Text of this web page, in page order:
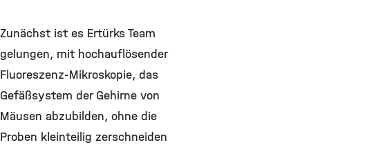
Zunächst ist es Ertürks Team
gelungen, mit hochauflösender
Fluoreszenz-Mikroskopie, das
Gefäßsystem der Gehirne von
Mäusen abzubilden, ohne die
Proben kleinteilig zerschneiden